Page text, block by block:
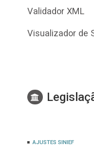
Validador XML
Visualizador de
AJUSTES SINIEF